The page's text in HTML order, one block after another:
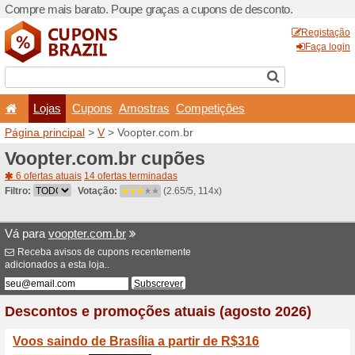
Compre mais barato.
Lojas Cupons
Página principal>V